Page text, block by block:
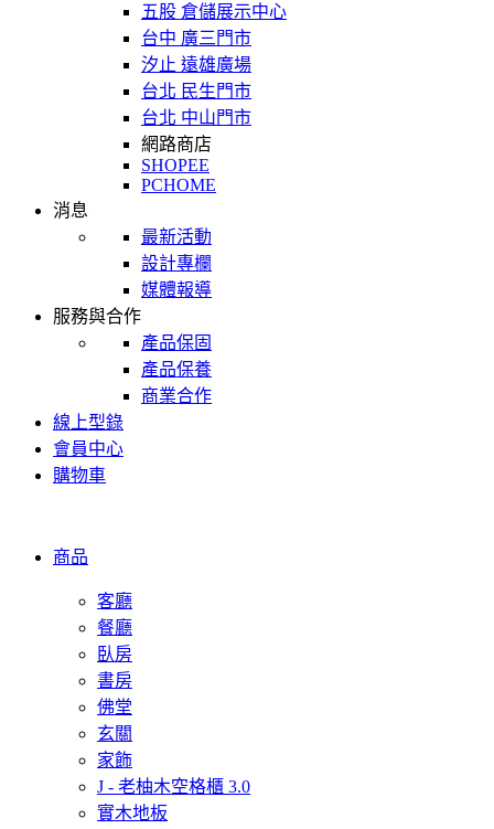
五股 倉儲展示中心
台中 廣三門市
汐止 遠雄廣場
台北 民生門市
台北 中山門市
網路商店
SHOPEE
PCHOME
消息
最新活動
設計專欄
媒體報導
服務與合作
產品保固
產品保養
商業合作
線上型錄
會員中心
購物車
商品
客廳
餐廳
臥房
書房
佛堂
玄關
家飾
J - 老柚木空格櫃 3.0
實木地板